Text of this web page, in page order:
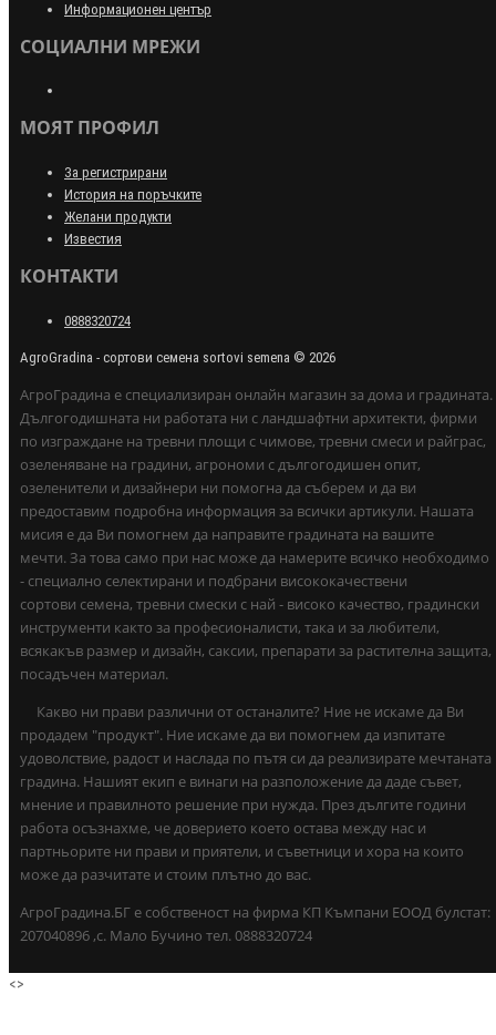
Информационен център
СОЦИАЛНИ МРЕЖИ
МОЯТ ПРОФИЛ
За регистрирани
История на поръчките
Желани продукти
Известия
КОНТАКТИ
0888320724
AgroGradina - сортови семена sortovi semena © 2026
АгроГрадина е специализиран онлайн магазин за дома и градината.
Дългогодишната ни работата ни с ландшафтни архитекти, фирми
по изграждане на тревни площи с чимове, тревни смеси и райграс,
озеленяване на градини, агрономи с дългогодишен опит,
озеленители и дизайнери ни помогна да съберем и да ви
предоставим подробна информация за всички артикули. Нашата
мисия е да Ви помогнем да направите градината на вашите
мечти. За това само при нас може да намерите всичко необходимо
- специално селектирани и подбрани висококачествени
сортови семена, тревни смески с най - високо качество, градински
инструменти както за професионалисти, така и за любители,
всякакъв размер и дизайн, саксии, препарати за растителна защита,
посадъчен материал.
Какво ни прави различни от останалите? Ние не искаме да Ви
продадем "продукт". Ние искаме да ви помогнем да изпитате
удоволствие, радост и наслада по пътя си да реализирате мечтаната
градина. Нашият екип е винаги на разположение да даде съвет,
мнение и правилното решение при нужда. През дългите години
работа осъзнахме, че доверието което остава между нас и
партньорите ни прави и приятели, и съветници и хора на които
може да разчитате и стоим плътно до вас.
АгроГрадина.БГ е собственост на фирма КП Къмпани ЕООД булстат:
207040896 ,с. Мало Бучино тел. 0888320724
<>